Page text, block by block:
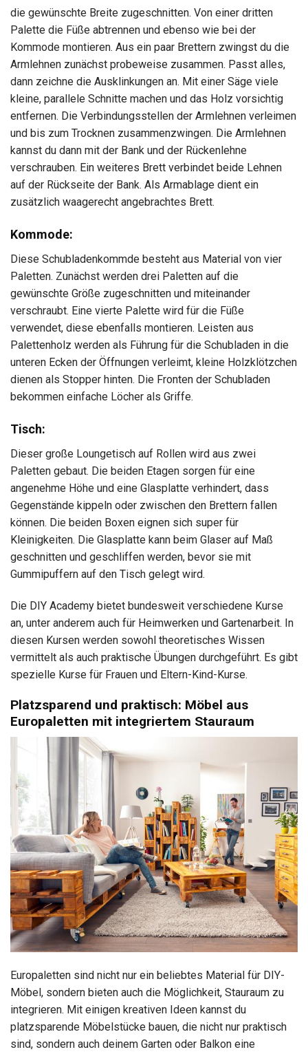
die gewünschte Breite zugeschnitten. Von einer dritten
Palette die Füße abtrennen und ebenso wie bei der
Kommode montieren. Aus ein paar Brettern zwingst du die
Armlehnen zunächst probeweise zusammen. Passt alles,
dann zeichne die Ausklinkungen an. Mit einer Säge viele
kleine, parallele Schnitte machen und das Holz vorsichtig
entfernen. Die Verbindungsstellen der Armlehnen verleimen
und bis zum Trocknen zusammenzwingen. Die Armlehnen
kannst du dann mit der Bank und der Rückenlehne
verschrauben. Ein weiteres Brett verbindet beide Lehnen
auf der Rückseite der Bank. Als Armablage dient ein
zusätzlich waagerecht angebrachtes Brett.
Kommode:
Diese Schubladenkommde besteht aus Material von vier
Paletten. Zunächst werden drei Paletten auf die
gewünschte Größe zugeschnitten und miteinander
verschraubt. Eine vierte Palette wird für die Füße
verwendet, diese ebenfalls montieren. Leisten aus
Palettenholz werden als Führung für die Schubladen in die
unteren Ecken der Öffnungen verleimt, kleine Holzklötzchen
dienen als Stopper hinten. Die Fronten der Schubladen
bekommen einfache Löcher als Griffe.
Tisch:
Dieser große Loungetisch auf Rollen wird aus zwei
Paletten gebaut. Die beiden Etagen sorgen für eine
angenehme Höhe und eine Glasplatte verhindert, dass
Gegenstände kippeln oder zwischen den Brettern fallen
können. Die beiden Boxen eignen sich super für
Kleinigkeiten. Die Glasplatte kann beim Glaser auf Maß
geschnitten und geschliffen werden, bevor sie mit
Gummipuffern auf den Tisch gelegt wird.
Die DIY Academy bietet bundesweit verschiedene Kurse
an, unter anderem auch für Heimwerken und Gartenarbeit. In
diesen Kursen werden sowohl theoretisches Wissen
vermittelt als auch praktische Übungen durchgeführt. Es gibt
spezielle Kurse für Frauen und Eltern-Kind-Kurse.
Platzsparend und praktisch: Möbel aus
Europaletten mit integriertem Stauraum
Europaletten sind nicht nur ein beliebtes Material für DIY-
Möbel, sondern bieten auch die Möglichkeit, Stauraum zu
integrieren. Mit einigen kreativen Ideen kannst du
platzsparende Möbelstücke bauen, die nicht nur praktisch
sind, sondern auch deinem Garten oder Balkon eine